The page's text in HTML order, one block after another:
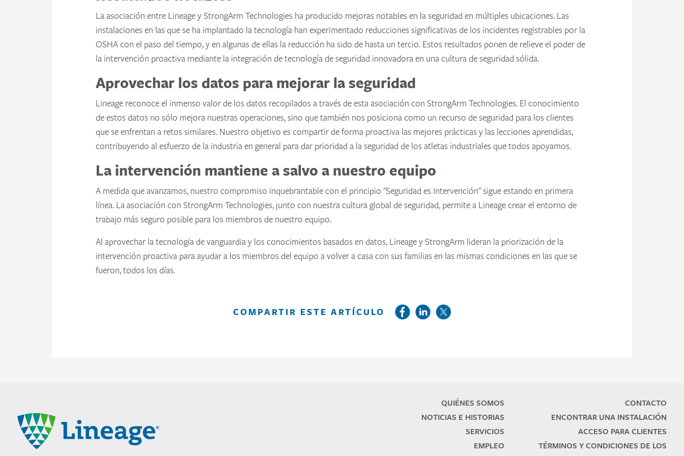
La asociación entre Lineage y StrongArm Technologies ha producido mejoras notables en la seguridad en múltiples ubicaciones. Las
instalaciones en las que se ha implantado la tecnología han experimentado reducciones significativas de los incidentes registrables por la
OSHA con el paso del tiempo, y en algunas de ellas la reducción ha sido de hasta un tercio. Estos resultados ponen de relieve el poder de
la intervención proactiva mediante la integración de tecnología de seguridad innovadora en una cultura de seguridad sólida.
Aprovechar los datos para mejorar la seguridad
Lineage reconoce el inmenso valor de los datos recopilados a través de esta asociación con StrongArm Technologies. El conocimiento
de estos datos no sólo mejora nuestras operaciones, sino que también nos posiciona como un recurso de seguridad para los clientes
que se enfrentan a retos similares. Nuestro objetivo es compartir de forma proactiva las mejores prácticas y las lecciones aprendidas,
contribuyendo al esfuerzo de la industria en general para dar prioridad a la seguridad de los atletas industriales que todos apoyamos.
La intervención mantiene a salvo a nuestro equipo
A medida que avanzamos, nuestro compromiso inquebrantable con el principio "Seguridad es Intervención" sigue estando en primera
línea. La asociación con StrongArm Technologies, junto con nuestra cultura global de seguridad, permite a Lineage crear el entorno de
trabajo más seguro posible para los miembros de nuestro equipo.
Al aprovechar la tecnología de vanguardia y los conocimientos basados en datos, Lineage y StrongArm lideran la priorización de la
intervención proactiva para ayudar a los miembros del equipo a volver a casa con sus familias en las mismas condiciones en las que se
fueron, todos los días.
COMPARTIR ESTE ARTÍCULO
Lineage
QUIÉNES SOMOS
NOTICIAS E HISTORIAS
SERVICIOS
EMPLEO
CONTACTO
ENCONTRAR UNA INSTALACIÓN
ACCESO PARA CLIENTES
TÉRMINOS Y CONDICIONES DE LOS